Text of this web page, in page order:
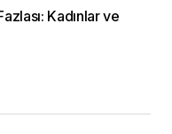
Kadınlar ve